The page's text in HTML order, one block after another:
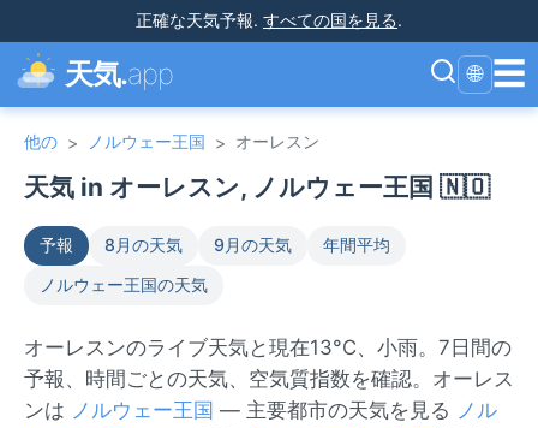
正確な天気予報. すべての国を見る.
天気.app 🌐 ☰
他の > ノルウェー王国 > オーレスン
天気 in オーレスン, ノルウェー王国 🇳🇴
予報 8月の天気 9月の天気
年間平均
ノルウェー王国の天気
オーレスンのライブ天気と現在13°C、小雨。7日間の
予報、時間ごとの天気、空気質指数を確認。オーレス
ンは ノルウェー王国 — 主要都市の天気を見る ノル